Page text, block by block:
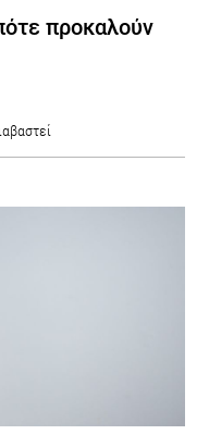
προκαλούν